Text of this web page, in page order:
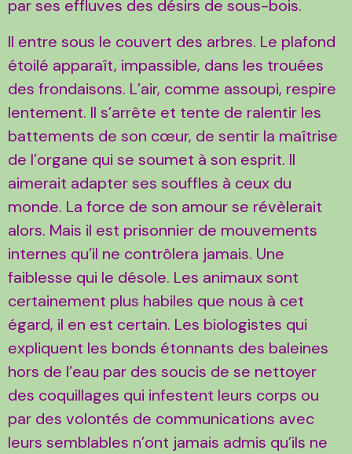
par ses effluves des désirs de sous-bois.
Il entre sous le couvert des arbres. Le plafond
étoilé apparaît, impassible, dans les trouées
des frondaisons. L’air, comme assoupi, respire
lentement. Il s’arrête et tente de ralentir les
battements de son cœur, de sentir la maîtrise
de l’organe qui se soumet à son esprit. Il
aimerait adapter ses souffles à ceux du
monde. La force de son amour se révèlerait
alors. Mais il est prisonnier de mouvements
internes qu’il ne contrôlera jamais. Une
faiblesse qui le désole. Les animaux sont
certainement plus habiles que nous à cet
égard, il en est certain. Les biologistes qui
expliquent les bonds étonnants des baleines
hors de l’eau par des soucis de se nettoyer
des coquillages qui infestent leurs corps ou
par des volontés de communications avec
leurs semblables n’ont jamais admis qu’ils ne